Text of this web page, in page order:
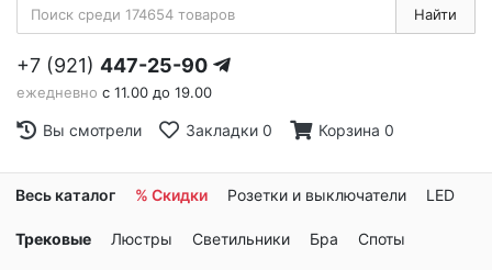
Найти
+7 (921) 447-25-90
ежедневно с 11.00 до 19.00
Вы смотрели Закладки 0 Корзина 0
Весь каталог % Скидки Розетки и выключатели LED
Трековые Люстры Светильники Бра Споты